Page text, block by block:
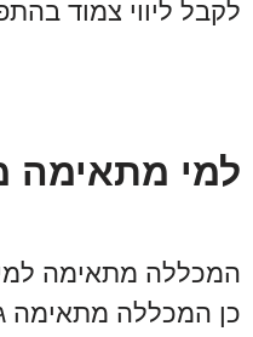
לקבל ליווי צמוד
למי מתאימה
המכללה מתאימה למי
כן המכללה מתאימה